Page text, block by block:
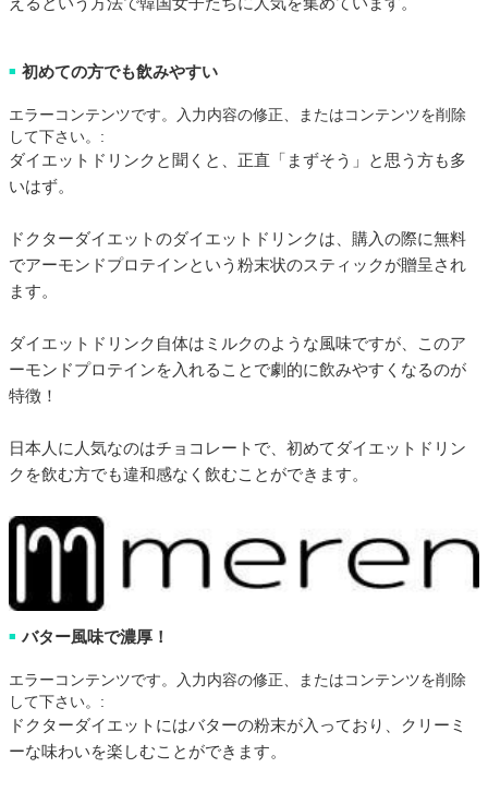
■ 初めての方でも飲みやすい
エラーコンテンツです。入力内容の修正、またはコンテンツを削除
して下さい。:
ダイエットドリンクと聞くと、正直「まずそう」と思う方も多
いはず。
ドクターダイエットのダイエットドリンクは、購入の際に無料
でアーモンドプロテインという粉末状のスティックが贈呈され
ます。
ダイエットドリンク自体はミルクのような風味ですが、このア
ーモンドプロテインを入れることで劇的に飲みやすくなるのが
特徴！
日本人に人気なのはチョコレートで、初めてダイエットドリン
クを飲む方でも違和感なく飲むことができます。
■ バター風味で濃厚！
エラーコンテンツです。入力内容の修正、またはコンテンツを削除
して下さい。:
ドクターダイエットにはバターの粉末が入っており、クリーミ
ーな味わいを楽しむことができます。